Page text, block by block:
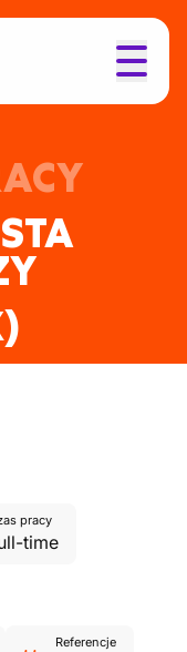
pracy
time
Referencje